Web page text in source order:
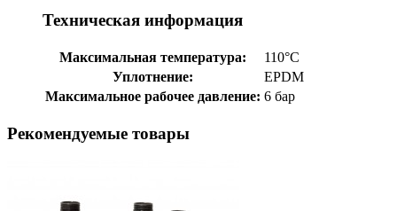
Техническая информация
Максимальная температура:
110°С
Уплотнение:
EPDM
Максимальное рабочее давление: 6 бар
Рекомендуемые товары